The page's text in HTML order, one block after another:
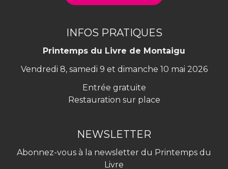
INFOS PRATIQUES
Printemps du Livre de Montaigu
Vendredi 8, samedi 9 et dimanche 10 mai 2026
Entrée gratuite
Restauration sur place
NEWSLETTER
Abonnez-vous à la newsletter du Printemps du
Livre